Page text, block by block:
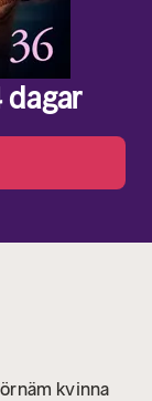
dagar
kvinna